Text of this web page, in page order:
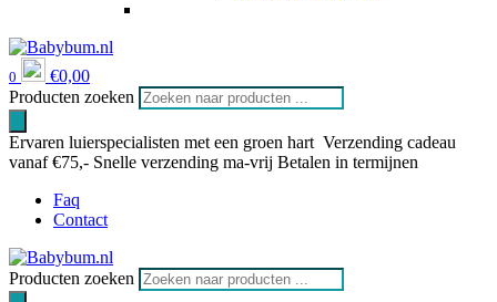
0 €0,00
Producten zoeken
Ervaren luierspecialisten met een groen hart Verzending cadeau
vanaf €75,- Snelle verzending ma-vrij Betalen in termijnen
Faq
Contact
Producten zoeken